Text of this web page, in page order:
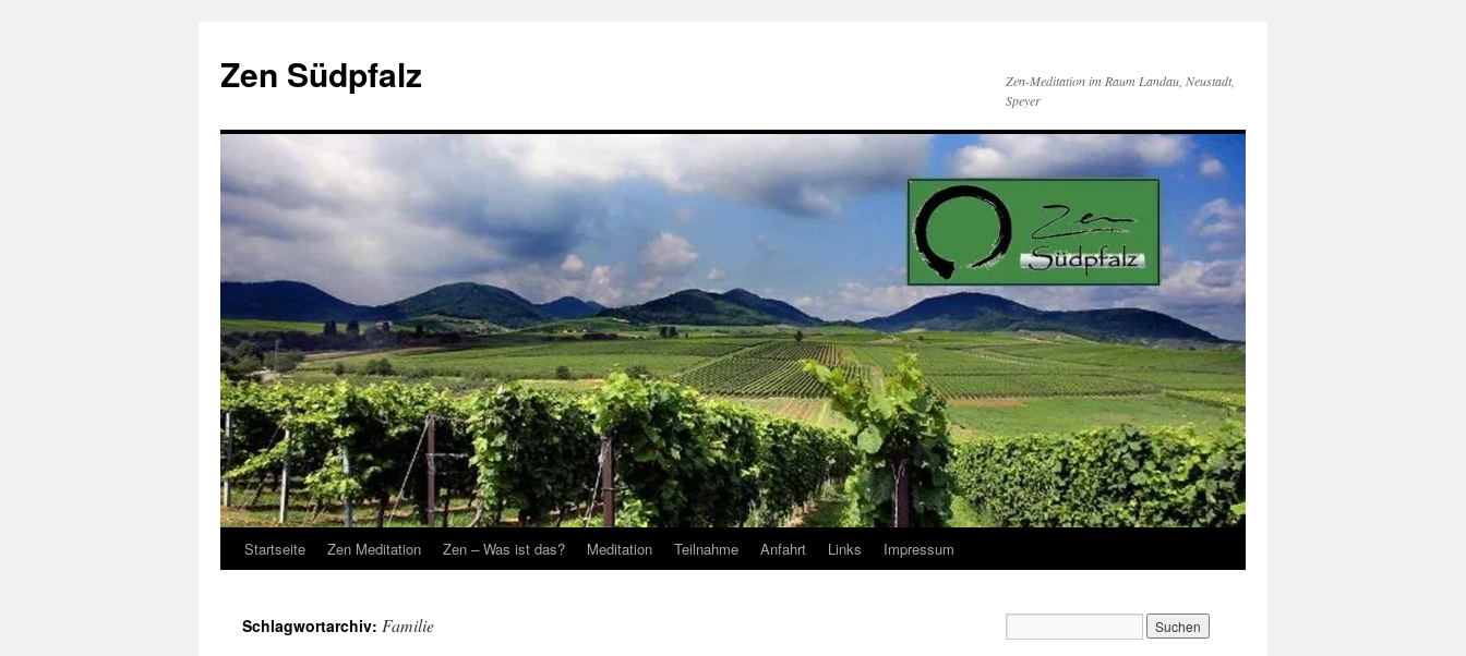
springen
Zen Südpfalz
Zen-Meditation im Raum Landau, Neustadt,
Speyer
Startseite Zen Meditation Zen – Was ist das? Meditation Teilnahme Anfahrt Links Impressum
Schlagwortarchiv: Familie